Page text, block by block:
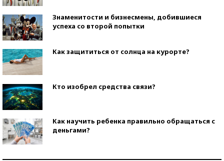
Знаменитости и бизнесмены, добившиеся
успеха со второй попытки
Как защититься от солнца на курорте?
Кто изобрел средства связи?
Как научить ребенка правильно обращаться с
деньгами?